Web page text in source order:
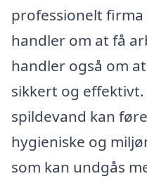
professionelt
handler om at få
handler også om
sikkert og
spildevand kan
hygieniske og
som kan undgås